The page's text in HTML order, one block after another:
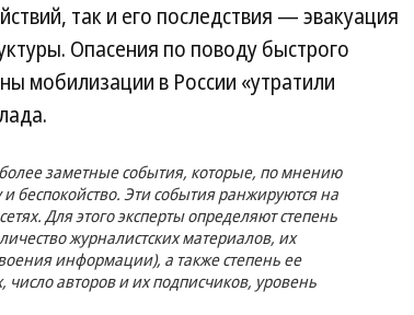
так и его последствия — эвакуация
Опасения по поводу быстрого
мобилизации в России «утратили
заметные события, которые, по мнению
беспокойство. Эти события ранжируются на
Для этого эксперты определяют степень
журналистских материалов, их
информации), а также степень ее
число авторов и их подписчиков, уровень